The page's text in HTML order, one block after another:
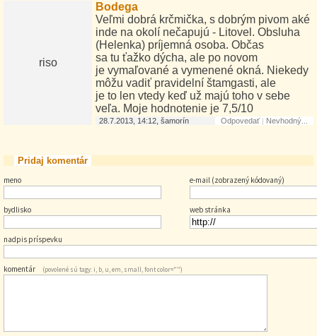
riso
Bodega
Veľmi dobrá krčmička, s dobrým pivom aké
inde na okolí nečapujú - Litovel. Obsluha
(Helenka) príjemná osoba. Občas
sa tu ťažko dýcha, ale po novom
je vymaľované a vymenené okná. Niekedy
môžu vadiť pravidelní štamgasti, ale
je to len vtedy keď už majú toho v sebe
veľa. Moje hodnotenie je 7,5/10
Odpovedať | Nevhodný...
28.7.2013, 14:12, šamorín
Pridaj komentár
meno
bydlisko
e-mail (zobrazený kódovaný)
web stránka
nadpis príspevku
komentár (povolené sú tagy: i, b, u, em, small, font color="")